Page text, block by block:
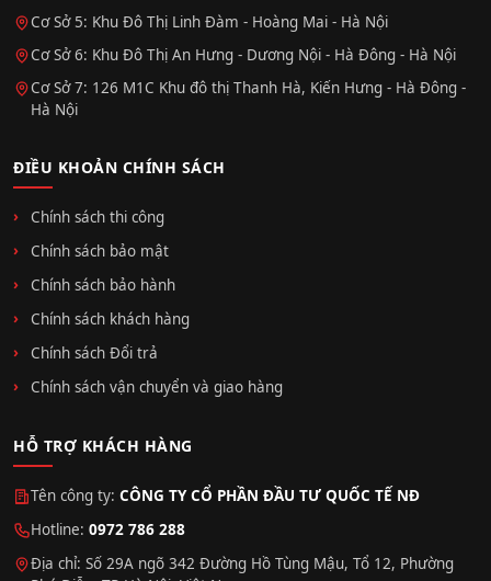
Cơ Sở 5: Khu Đô Thị Linh Đàm - Hoàng Mai - Hà Nội
Cơ Sở 6: Khu Đô Thị An Hưng - Dương Nội - Hà Đông - Hà Nội
Cơ Sở 7: 126 M1C Khu đô thị Thanh Hà, Kiến Hưng - Hà Đông -
Hà Nội
ĐIỀU KHOẢN CHÍNH SÁCH
Chính sách thi công
Chính sách bảo mật
Chính sách bảo hành
Chính sách khách hàng
Chính sách Đổi trả
Chính sách vận chuyển và giao hàng
HỖ TRỢ KHÁCH HÀNG
Tên công ty: CÔNG TY CỔ PHẦN ĐẦU TƯ QUỐC TẾ NĐ
Hotline: 0972 786 288
Địa chỉ: Số 29A ngõ 342 Đường Hồ Tùng Mậu, Tổ 12, Phường